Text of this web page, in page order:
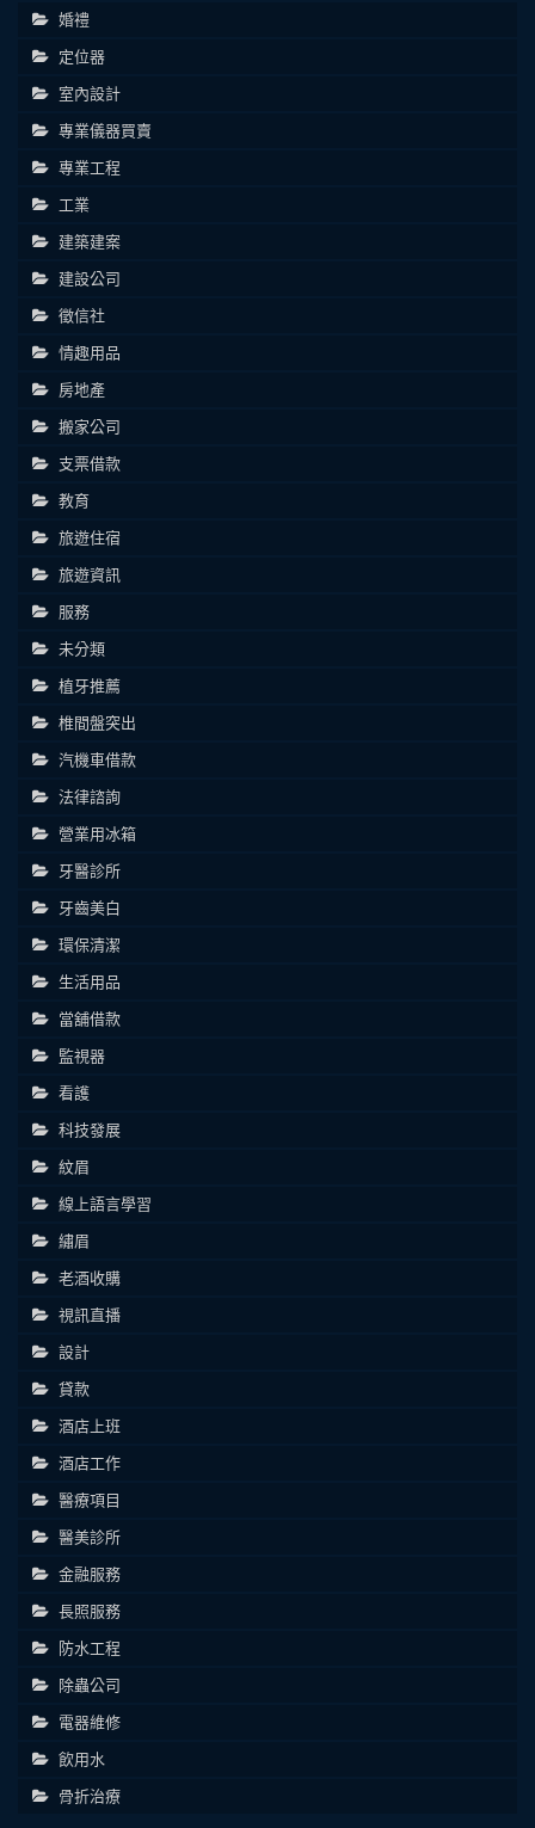
婚禮
定位器
室內設計
專業儀器買賣
專業工程
工業
建築建案
建設公司
徵信社
情趣用品
房地產
搬家公司
支票借款
教育
旅遊住宿
旅遊資訊
服務
未分類
植牙推薦
椎間盤突出
汽機車借款
法律諮詢
營業用冰箱
牙醫診所
牙齒美白
環保清潔
生活用品
當舖借款
監視器
看護
科技發展
紋眉
線上語言學習
繡眉
老酒收購
視訊直播
設計
貸款
酒店上班
酒店工作
醫療項目
醫美診所
金融服務
長照服務
防水工程
除蟲公司
電器維修
飲用水
骨折治療